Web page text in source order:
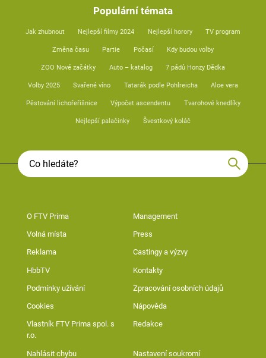
Populární témata
Jak zhubnout Nejlepší filmy 2024 Nejlepší horory TV program
Změna času Partie Počasí Kdy budou volby
ZOO Nové začátky Auto – katalog 7 pádů Honzy Dědka
Volby 2025 Svařené víno Tatarák podle Pohlreicha Aloe vera
Pěstování lichořeřišnice Výpočet ascendentu Tvarohové knedlíky
Nejlepší palačinky Švestkový koláč
O FTV Prima Management
Volná místa Press
Reklama Castingy a výzvy
HbbTV Kontakty
Podmínky užívání Zpracování osobních údajů
Cookies Nápověda
Vlastník FTV Prima spol. s
r.o.
Redakce
Nahlásit chybu Nastavení soukromí